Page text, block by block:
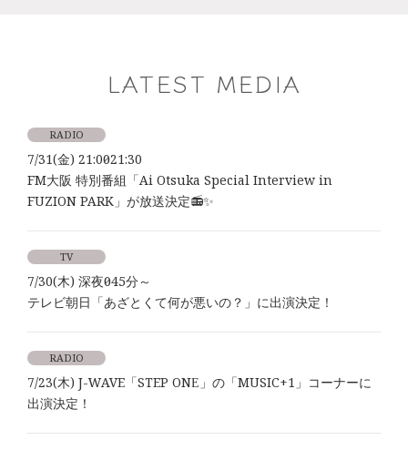
LATEST MEDIA
RADIO
7/31(金) 21:00～21:30
FM大阪 特別番組「Ai Otsuka Special Interview in
FUZION PARK」が放送決定📻✨
TV
7/30(木) 深夜0時45分～
テレビ朝日「あざとくて何が悪いの？」に出演決定！
RADIO
7/23(木) J-WAVE「STEP ONE」の「MUSIC+1」コーナーに
出演決定！